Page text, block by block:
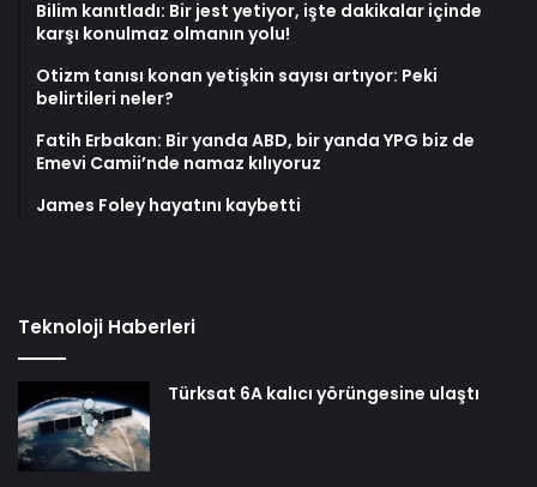
Bilim kanıtladı: Bir jest yetiyor, işte dakikalar içinde
karşı konulmaz olmanın yolu!
Otizm tanısı konan yetişkin sayısı artıyor: Peki
belirtileri neler?
Fatih Erbakan: Bir yanda ABD, bir yanda YPG biz de
Emevi Camii’nde namaz kılıyoruz
James Foley hayatını kaybetti
Teknoloji Haberleri
Türksat 6A kalıcı yörüngesine ulaştı